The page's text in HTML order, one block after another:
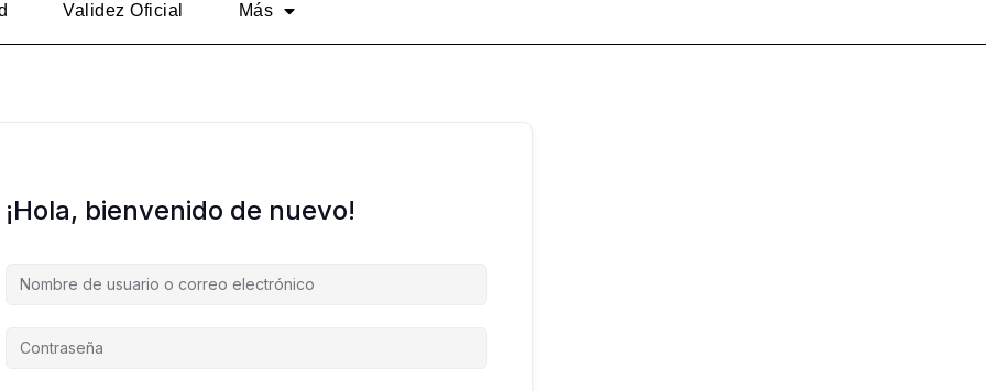
Validez Oficial Más
¡Hola, bienvenido de nuevo!